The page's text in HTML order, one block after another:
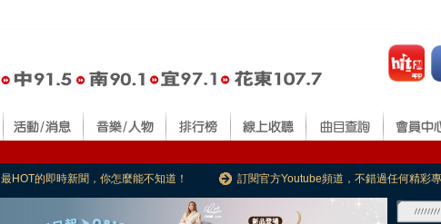
最HOT的即時新聞，你怎麼能不知道！ 訂閱官方Youtube頻道，不錯過任何精彩專